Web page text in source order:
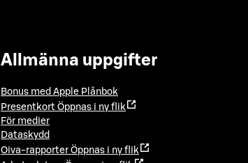
Allmänna uppgifter
Bonus med Apple Plånbok
Presentkort Öppnas i ny flik
För medier
Dataskydd
Oiva-rapporter Öppnas i ny flik